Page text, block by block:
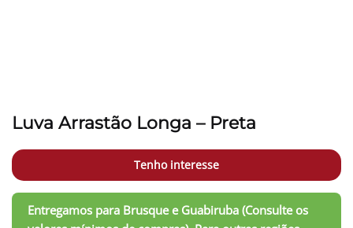
Luva Arrastão Longa – Preta
Tenho interesse